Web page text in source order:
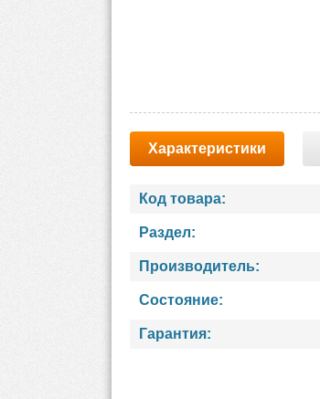
Характеристики
Код товара:
Раздел:
Производитель:
Состояние:
Гарантия: